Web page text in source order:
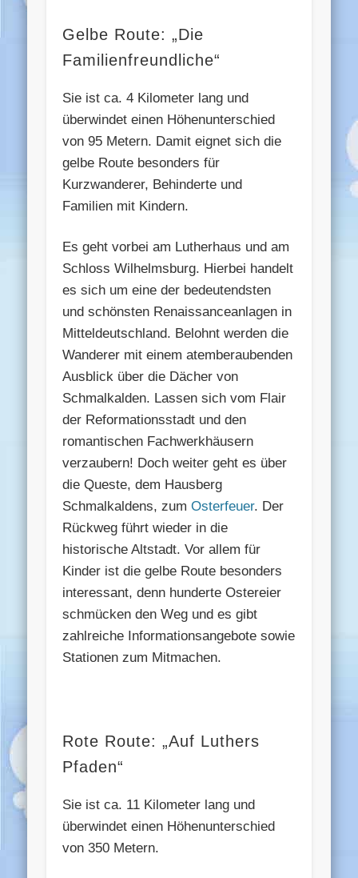
Gelbe Route: „Die
Familienfreundliche“
Sie ist ca. 4 Kilometer lang und
überwindet einen Höhenunterschied
von 95 Metern. Damit eignet sich die
gelbe Route besonders für
Kurzwanderer, Behinderte und
Familien mit Kindern.
Es geht vorbei am Lutherhaus und am
Schloss Wilhelmsburg. Hierbei handelt
es sich um eine der bedeutendsten
und schönsten Renaissanceanlagen in
Mitteldeutschland. Belohnt werden die
Wanderer mit einem atemberaubenden
Ausblick über die Dächer von
Schmalkalden. Lassen sich vom Flair
der Reformationsstadt und den
romantischen Fachwerkhäusern
verzaubern! Doch weiter geht es über
die Queste, dem Hausberg
Schmalkaldens, zumOsterfeuer. Der
Rückweg führt wieder in die
historische Altstadt. Vor allem für
Kinder ist die gelbe Route besonders
interessant, denn hunderte Ostereier
schmücken den Weg und es gibt
zahlreiche Informationsangebote sowie
Stationen zum Mitmachen.
Rote Route: „Auf Luthers
Pfaden“
Sie ist ca. 11 Kilometer lang und
überwindet einen Höhenunterschied
von 350 Metern.